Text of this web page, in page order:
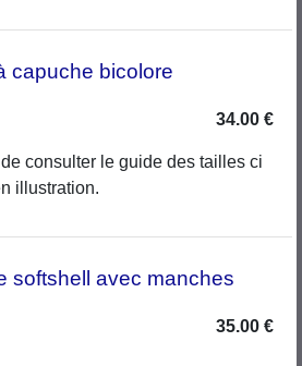
capuche bicolore
34.00 €
consulter le guide des tailles ci
illustration.
softshell avec manches
35.00 €